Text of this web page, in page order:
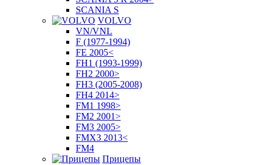
SCANIA S
VOLVO
VN/VNL
F (1977-1994)
FE 2005<
FH1 (1993-1999)
FH2 2000>
FH3 (2005-2008)
FH4 2014>
FM1 1998>
FM2 2001>
FM3 2005>
FMX3 2013<
FM4
Прицепы